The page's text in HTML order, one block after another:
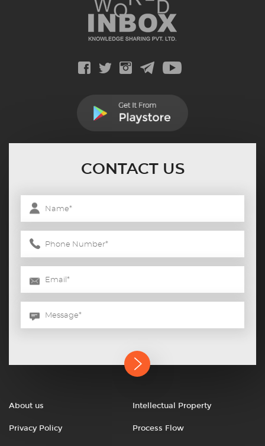
CONTACT US
About us Intellectual Property
Privacy Policy Process Flow